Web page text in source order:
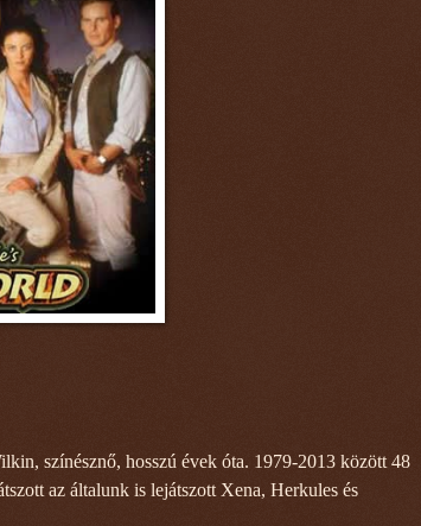
színésznő, hosszú évek óta. 1979-2013 között 48
az általunk is lejátszott Xena, Herkules és